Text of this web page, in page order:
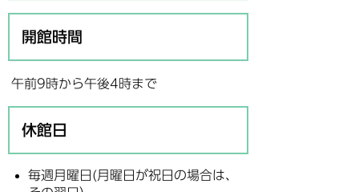
開館時間
午前9時から午後4時まで
休館日
毎週月曜日(月曜日が祝日の場合は、